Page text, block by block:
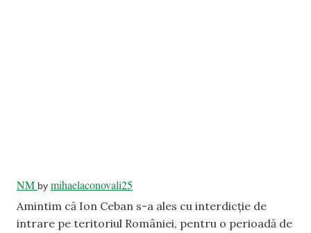
NM by mihaelaconovali25
Amintim că Ion Ceban s-a ales cu interdicție de
intrare pe teritoriul României, pentru o perioadă de